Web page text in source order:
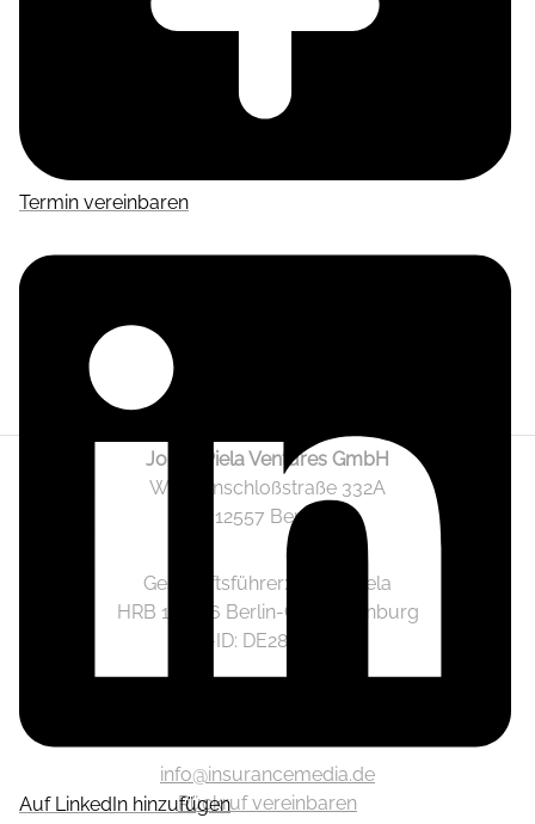
Termin vereinbaren
Auf LinkedIn hinzufügen
Jonas Piela Ventures GmbH
Wendenschloßstraße 332A
12557 Berlin
Geschäftsführer: Jonas Piela
HRB 141236 Berlin-Charlottenburg
Ust.-ID: DE282633825
info@insurancemedia.de
Rückruf vereinbaren